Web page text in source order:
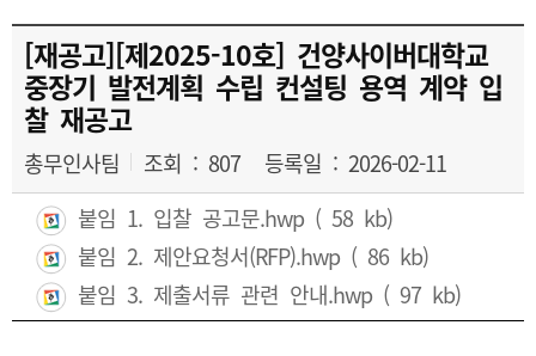
[재공고][제2025-10호] 건양사이버대학교
중장기 발전계획 수립 컨설팅 용역 계약 입
찰 재공고
총무인사팀 조회 : 807
등록일 : 2026-02-11
붙임 1. 입찰 공고문.hwp ( 58 kb)
붙임 2. 제안요청서(RFP).hwp ( 86 kb)
붙임 3. 제출서류 관련 안내.hwp ( 97 kb)